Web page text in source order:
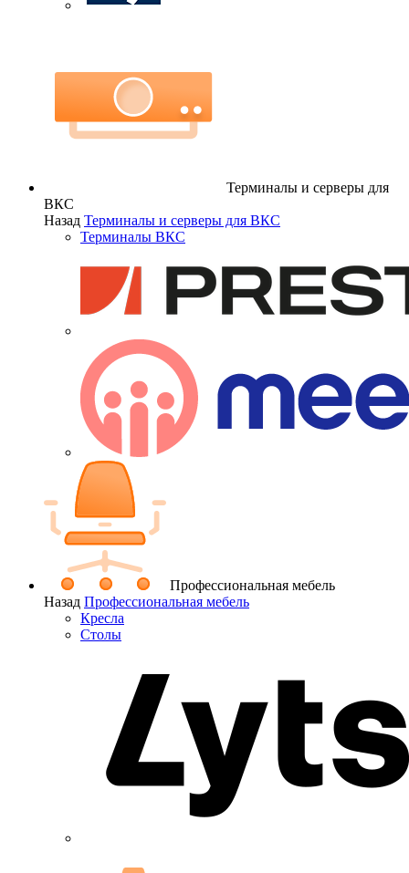
Терминалы и серверы для
ВКС
Назад Терминалы и серверы для ВКС
Терминалы ВКС
Профессиональная мебель
Назад Профессиональная мебель
Кресла
Столы